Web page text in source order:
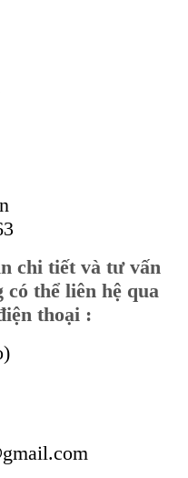
chi tiết và tư vấn
thể liên hệ qua
thoại :